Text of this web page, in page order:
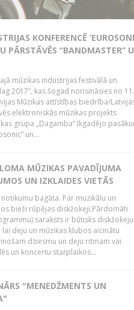
KONFERENCĒ
PĀRSTĀVĒS “BANDMASTER”
mūzikas industrijas festivālā un
2017”, kas šogad norisināsies no 11.
Mūzikas attīstības biedrība/
elektroniskās mūzikas projekts
grupa „Dagamba”.Ikgadējo
un...
MŪZIKAS PAVADĪJUMA
UN IZKLAIDES VIETĀS
bagāta. Par muzikālu un
bieži rūpējas diskžokeji.Pārdomāti
saraksts ir būtisks diskžokeju
deju un mūzikas klubos aicinātu
dziesmu un deju ritmam vai
un koncertu starplaikos...
"MENEDŽMENTS UN